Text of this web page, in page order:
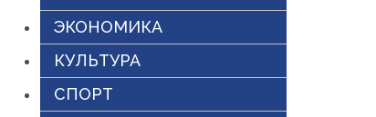
ЭКОНОМИКА
КУЛЬТУРА
СПОРТ